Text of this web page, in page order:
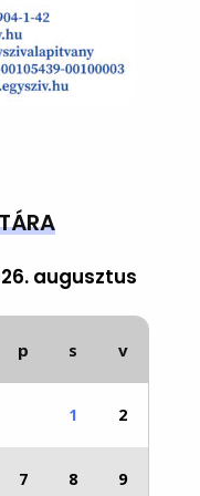
augusztus
p s v
1 2
7 8 9